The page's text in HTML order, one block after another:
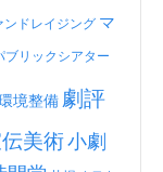
ンドレイジング マ
ブリックシアター
境整備 劇評
美術小劇